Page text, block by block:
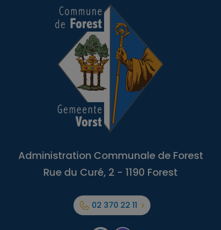
Administration Communale de Forest
Rue du Curé, 2 - 1190 Forest
02 370 22 11